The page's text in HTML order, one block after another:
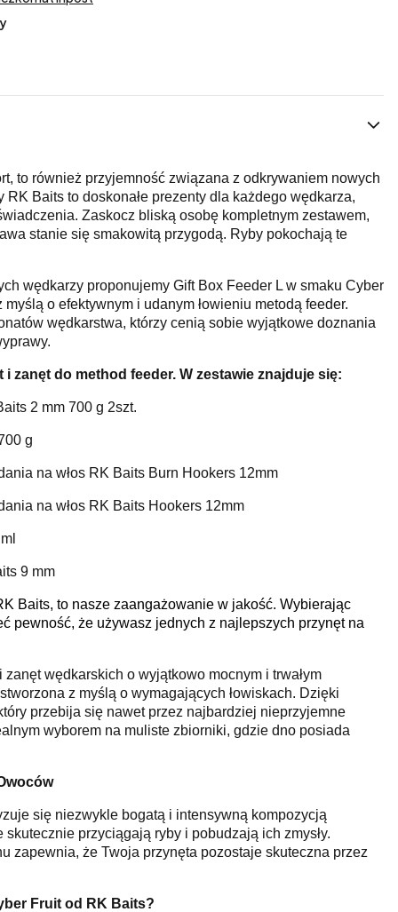
to również przyjemność związana z odkrywaniem nowych
Baits to doskonałe prezenty dla każdego wędkarza,
Zaskocz bliską osobę kompletnym zestawem,
stanie się smakowitą przygodą. Ryby pokochają te
wędkarzy proponujemy Gift Box Feeder L w smaku Cyber
myślą o efektywnym i udanym łowieniu metodą feeder.
wędkarstwa, którzy cenią sobie wyjątkowe doznania
zanęt do method feeder. W zestawie znajduje się:
2 mm 700 g 2szt.
g
na włos RK Baits Burn Hookers 12mm
na włos RK Baits Hookers 12mm
9 mm
Baits, to nasze zaangażowanie w jakość. Wybierając
pewność, że używasz jednych z najlepszych przynęt na
wędkarskich o wyjątkowo mocnym i trwałym
z myślą o wymagających łowiskach. Dzięki
przebija się nawet przez najbardziej nieprzyjemne
wyborem na muliste zbiorniki, gdzie dno posiada
się niezwykle bogatą i intensywną kompozycją
przyciągają ryby i pobudzają ich zmysły.
zapewnia, że Twoja przynęta pozostaje skuteczna przez
Fruit od RK Baits?